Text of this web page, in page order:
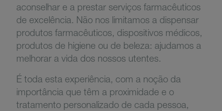
aconselhar e a prestar serviços farmacêuticos
de excelência. Não nos limitamos a dispensar
produtos farmacêuticos, dispositivos médicos,
produtos de higiene ou de beleza: ajudamos a
melhorar a vida dos nossos utentes.
É toda esta experiência, com a noção da
importância que têm a proximidade e o
tratamento personalizado de cada pessoa,